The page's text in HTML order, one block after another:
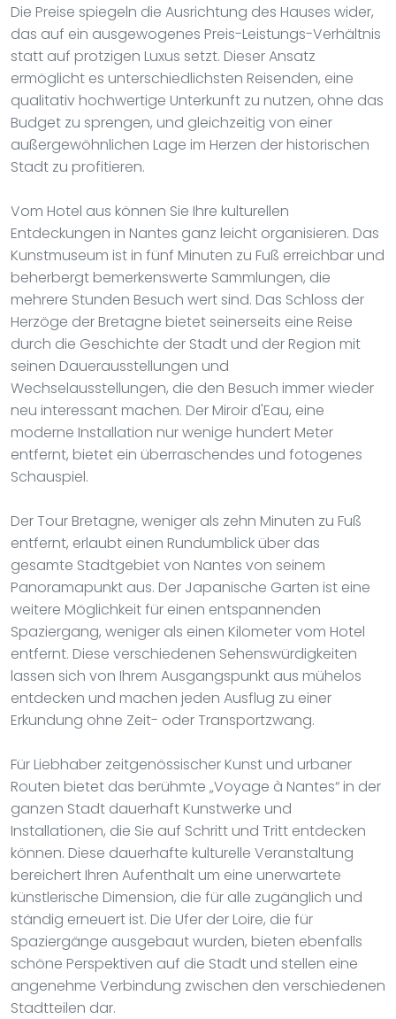
Die Preise spiegeln die Ausrichtung des Hauses wider,
das auf ein ausgewogenes Preis-Leistungs-Verhältnis
statt auf protzigen Luxus setzt. Dieser Ansatz
ermöglicht es unterschiedlichsten Reisenden, eine
qualitativ hochwertige Unterkunft zu nutzen, ohne das
Budget zu sprengen, und gleichzeitig von einer
außergewöhnlichen Lage im Herzen der historischen
Stadt zu profitieren.
Vom Hotel aus können Sie Ihre kulturellen
Entdeckungen in Nantes ganz leicht organisieren. Das
Kunstmuseum ist in fünf Minuten zu Fuß erreichbar und
beherbergt bemerkenswerte Sammlungen, die
mehrere Stunden Besuch wert sind. Das Schloss der
Herzöge der Bretagne bietet seinerseits eine Reise
durch die Geschichte der Stadt und der Region mit
seinen Dauerausstellungen und
Wechselausstellungen, die den Besuch immer wieder
neu interessant machen. Der Miroir d'Eau, eine
moderne Installation nur wenige hundert Meter
entfernt, bietet ein überraschendes und fotogenes
Schauspiel.
Der Tour Bretagne, weniger als zehn Minuten zu Fuß
entfernt, erlaubt einen Rundumblick über das
gesamte Stadtgebiet von Nantes von seinem
Panoramapunkt aus. Der Japanische Garten ist eine
weitere Möglichkeit für einen entspannenden
Spaziergang, weniger als einen Kilometer vom Hotel
entfernt. Diese verschiedenen Sehenswürdigkeiten
lassen sich von Ihrem Ausgangspunkt aus mühelos
entdecken und machen jeden Ausflug zu einer
Erkundung ohne Zeit- oder Transportzwang.
Für Liebhaber zeitgenössischer Kunst und urbaner
Routen bietet das berühmte „Voyage à Nantes“ in der
ganzen Stadt dauerhaft Kunstwerke und
Installationen, die Sie auf Schritt und Tritt entdecken
können. Diese dauerhafte kulturelle Veranstaltung
bereichert Ihren Aufenthalt um eine unerwartete
künstlerische Dimension, die für alle zugänglich und
ständig erneuert ist. Die Ufer der Loire, die für
Spaziergänge ausgebaut wurden, bieten ebenfalls
schöne Perspektiven auf die Stadt und stellen eine
angenehme Verbindung zwischen den verschiedenen
Stadtteilen dar.